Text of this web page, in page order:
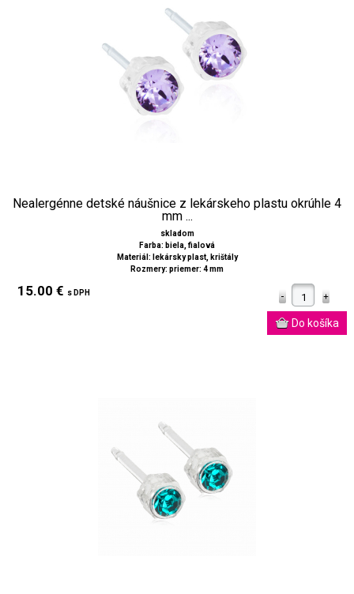
Nealergénne detské náušnice z lekárskeho plastu okrúhle 4
mm ...
skladom
Farba: biela, fialová
Materiál: lekársky plast, krištály
Rozmery: priemer: 4 mm
15.00 € s DPH